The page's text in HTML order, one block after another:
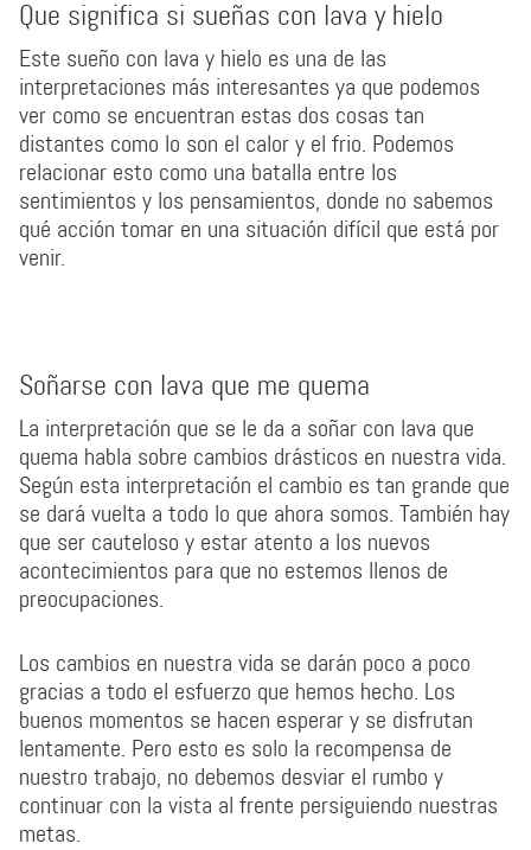
Que significa si sueñas con lava y hielo
Este sueño con lava y hielo es una de las
interpretaciones más interesantes ya que podemos
ver como se encuentran estas dos cosas tan
distantes como lo son el calor y el frio. Podemos
relacionar esto como una batalla entre los
sentimientos y los pensamientos, donde no sabemos
qué acción tomar en una situación difícil que está por
venir.
Soñarse con lava que me quema
La interpretación que se le da a soñar con lava que
quema habla sobre cambios drásticos en nuestra vida.
Según esta interpretación el cambio es tan grande que
se dará vuelta a todo lo que ahora somos. También hay
que ser cauteloso y estar atento a los nuevos
acontecimientos para que no estemos llenos de
preocupaciones.
Los cambios en nuestra vida se darán poco a poco
gracias a todo el esfuerzo que hemos hecho. Los
buenos momentos se hacen esperar y se disfrutan
lentamente. Pero esto es solo la recompensa de
nuestro trabajo, no debemos desviar el rumbo y
continuar con la vista al frente persiguiendo nuestras
metas.